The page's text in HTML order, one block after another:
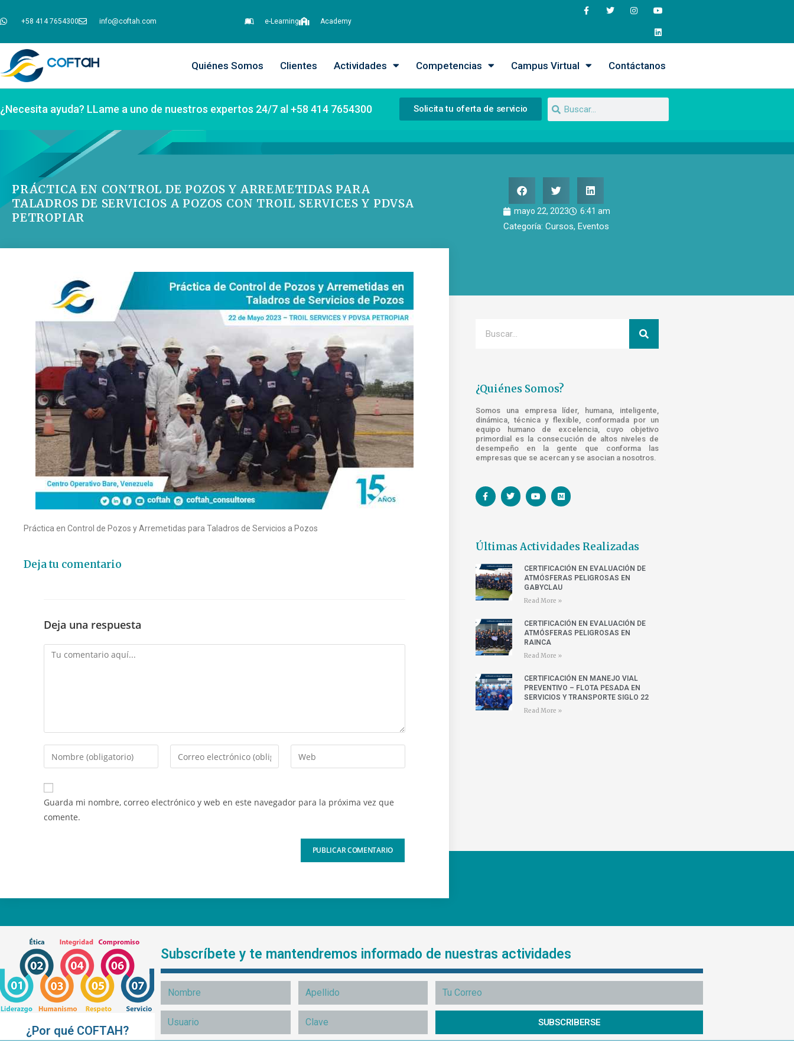
+58 414 7654300 info@coftah.com e-Learning Academy
Quiénes Somos Clientes Actividades Competencias Campus Virtual Contáctanos
¿Necesita ayuda? LLame a uno de nuestros expertos 24/7 al +58 414 7654300 Solicita tu oferta de servicio
PRÁCTICA EN CONTROL DE POZOS Y ARREMETIDAS PARA
TALADROS DE SERVICIOS A POZOS CON TROIL SERVICES Y PDVSA
PETROPIAR
mayo 22, 2023 6:41 am
Categoría:Cursos,Eventos
Práctica en Control de Pozos y Arremetidas para Taladros de Servicios a Pozos
Deja tu comentario
Deja una respuesta
Guarda mi nombre, correo electrónico y web en este navegador para la próxima vez que
comente.
¿Quiénes Somos?
Somos una empresa líder, humana, inteligente,
dinámica, técnica y flexible, conformada por un
equipo humano de excelencia, cuyo objetivo
primordial es la consecución de altos niveles de
desempeño en la gente que conforma las
empresas que se acercan y se asocian a nosotros.
Últimas Actividades Realizadas
CERTIFICACIÓN EN EVALUACIÓN DE
ATMÓSFERAS PELIGROSAS EN
GABYCLAU
Read More »
CERTIFICACIÓN EN EVALUACIÓN DE
ATMÓSFERAS PELIGROSAS EN
RAINCA
Read More »
CERTIFICACIÓN EN MANEJO VIAL
PREVENTIVO – FLOTA PESADA EN
SERVICIOS Y TRANSPORTE SIGLO 22
Read More »
¿Por qué COFTAH?
Subscríbete y te mantendremos informado de nuestras actividades
SUBSCRIBERSE